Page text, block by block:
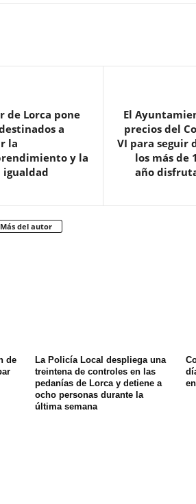
de Lorca pone
a
la
y la
igualdad
El
precios del
VI para seguir
los más de
año
Más del autor
de
La Policía Local despliega una
treintena de controles en las
pedanías de Lorca y detiene a
ocho personas durante la
última semana